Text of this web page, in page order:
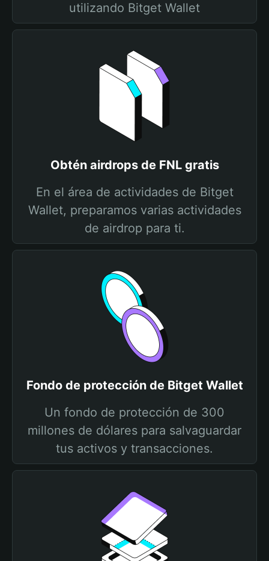
utilizando Bitget Wallet
Obtén airdrops de FNL gratis
En el área de actividades de Bitget
Wallet, preparamos varias actividades
de airdrop para ti.
Fondo de protección de Bitget Wallet
Un fondo de protección de 300
millones de dólares para salvaguardar
tus activos y transacciones.